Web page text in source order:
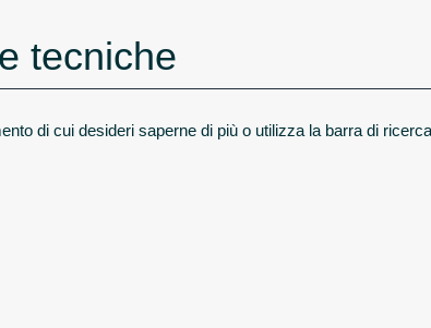
tecniche
di cui desideri saperne di più o utilizza la barra di